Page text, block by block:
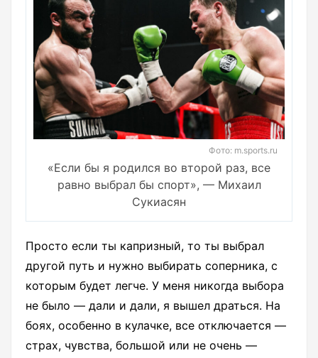
Фото: m.sports.ru
«Если бы я родился во второй раз, все
равно выбрал бы спорт», — Михаил
Сукиасян
Просто если ты капризный, то ты выбрал
другой путь и нужно выбирать соперника, с
которым будет легче. У меня никогда выбора
не было — дали и дали, я вышел драться. На
боях, особенно в кулачке, все отключается —
страх, чувства, большой или не очень —